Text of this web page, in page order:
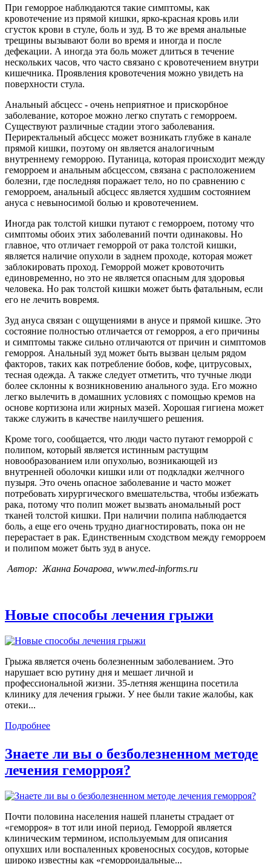
При геморрое наблюдаются такие симптомы, как
кровотечение из прямой кишки, ярко-красная кровь или
сгусток крови в стуле, боль и зуд. В то же время анальные
трещины вызывают боли во время и иногда и после
дефекации. А иногда эта боль может длиться в течение
нескольких часов, что часто связано с кровотечением внутри
кишечника. Проявления кровотечения можно увидеть на
поверхности стула.
Анальный абсцесс - очень неприятное и прискорбное
заболевание, которое можно легко спутать с геморроем.
Существуют различные стадии этого заболевания.
Периректальный абсцесс может возникать глубже в канале
прямой кишки, поэтому он является аналогичным
внутреннему геморрою. Путаница, которая происходит между
геморроем и анальным абсцессом, связана с расположением
болезни, где последняя поражает тело, но по сравнению с
геморроем, анальный абсцесс является худшим состоянием
ануса с невыносимой болью и кровотечением.
Иногда рак толстой кишки путают с геморроем, потому что
симптомы обоих этих заболеваний почти одинаковы. Но
главное, что отличает геморрой от рака толстой кишки,
является наличие опухоли в заднем проходе, которая может
заблокировать проход. Геморрой может кровоточить
единовременно, но это не является опасным для здоровья
человека. Но рак толстой кишки может быть фатальным, если
его не лечить вовремя.
Зуд ануса связан с ощущениями в анусе и прямой кишке. Это
состояние полностью отличается от геморроя, а его причины
и симптомы также сильно отличаются от причин и симптомов
геморроя. Анальный зуд может быть вызван целым рядом
факторов, таких как потребление бобов, кофе, цитрусовых,
тесная одежда. А также следует отметить, что тучные люди
более склонны к возникновению анального зуда. Его можно
легко вылечить в домашних условиях с помощью кремов на
основе кортизона или жирных мазей. Хорошая гигиена может
также служить в качестве наилучшего решения.
Кроме того, сообщается, что люди часто путают геморрой с
полипом, который является истинным растущим
новообразованием или опухолью, возникающей из
внутренней оболочки кишки или от подкладки желчного
пузыря. Это очень опасное заболевание и часто может
потребовать хирургического вмешательства, чтобы избежать
рака, потому что полип может вызвать аномальный рост
тканей толстой кишки. При наличии полипа наблюдается
боль, а еще его очень трудно диагностировать, пока он не
перерастает в рак. Единственным сходством между геморроем
и полипом может быть зуд в анусе.
Автор: Жанна Бочарова, www.med-informs.ru
Новые способы лечения грыжи
Грыжа является очень болезненным заболеванием. Это
нарушает всю рутину дня и мешает личной и
профессиональной жизни. 35-летняя женщина посетила
клинику для лечения грыжи. У нее были такие жалобы, как
отеки...
Подробнее
Знаете ли вы о безболезненном методе
лечения геморроя?
Почти половина населения нашей планеты страдает от
«геморроя» в тот или иной период. Геморрой является
клиническим термином, используемым для описания
опухших или воспаленных кровеносных сосудов, которые
широко известны как «геморроидальные...